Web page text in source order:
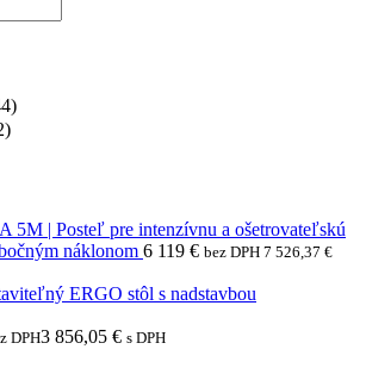
5M | Posteľ pre intenzívnu a ošetrovateľskú
náklonom 6 119 € bez DPH 7 526,37 €
ERGO stôl s nadstavbou
DPH3 856,05 € s DPH